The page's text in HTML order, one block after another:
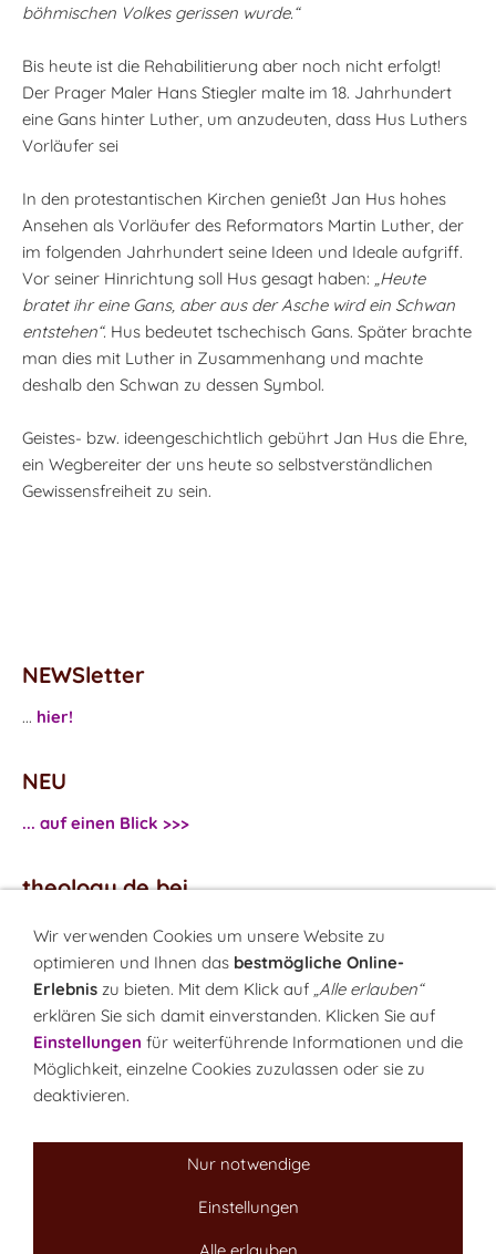
böhmischen Volkes gerissen wurde.“
Bis heute ist die Rehabilitierung aber noch nicht erfolgt!
Der Prager Maler Hans Stiegler malte im 18. Jahrhundert
eine Gans hinter Luther, um anzudeuten, dass Hus Luthers
Vorläufer sei
In den protestantischen Kirchen genießt Jan Hus hohes
Ansehen als Vorläufer des Reformators Martin Luther, der
im folgenden Jahrhundert seine Ideen und Ideale aufgriff.
Vor seiner Hinrichtung soll Hus gesagt haben: „Heute
bratet ihr eine Gans, aber aus der Asche wird ein Schwan
entstehen“. Hus bedeutet tschechisch Gans. Später brachte
man dies mit Luther in Zusammenhang und machte
deshalb den Schwan zu dessen Symbol.
Geistes- bzw. ideengeschichtlich gebührt Jan Hus die Ehre,
ein Wegbereiter der uns heute so selbstverständlichen
Gewissensfreiheit zu sein.
NEWSletter
... hier!
NEU
... auf einen Blick >>>
theology.de bei
...Facebook
...Twitter
Monatsrätsel
Rätseln & Gewinnen!
LINK-Hinweis
Über unsKontakt
Wir verwenden Cookies um unsere Website zu
optimieren und Ihnen das bestmögliche Online-
Erlebnis zu bieten. Mit dem Klick auf „Alle erlauben“
erklären Sie sich damit einverstanden. Klicken Sie auf
Einstellungen für weiterführende Informationen und die
Möglichkeit, einzelne Cookies zuzulassen oder sie zu
deaktivieren.
Nur notwendige
Einstellungen